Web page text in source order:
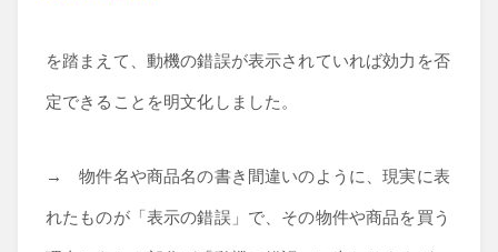
を踏まえて、動機の錯誤が表示されていれば効力を否
定できることを明文化しました。
→ 物件名や商品名の書き間違いのように、現実に表
れたものが「表示の錯誤」で、その物件や商品を買う